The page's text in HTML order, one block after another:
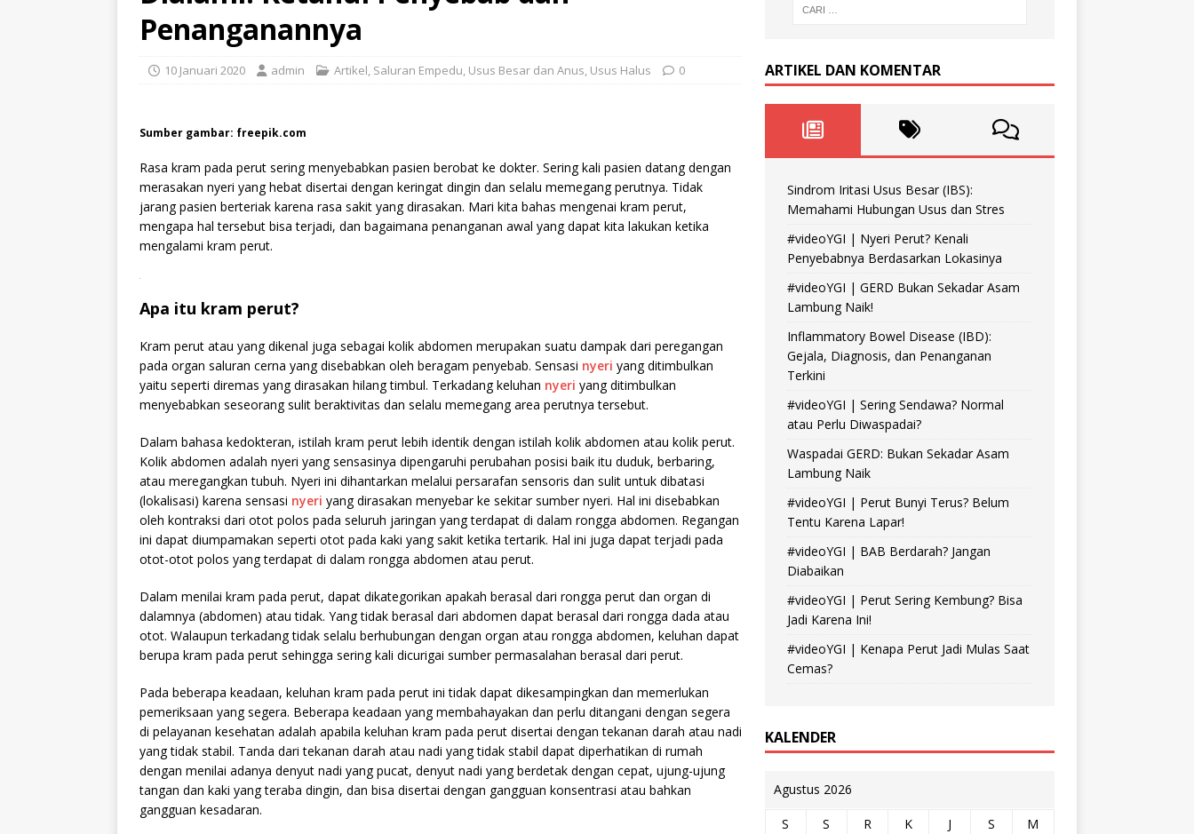
Penanganannya
10 Januari 2020 admin Artikel, Saluran Empedu, Usus Besar dan Anus, Usus Halus 0
Sumber gambar: freepik.com
Rasa kram pada perut sering menyebabkan pasien berobat ke dokter. Sering kali pasien datang dengan
merasakan nyeri yang hebat disertai dengan keringat dingin dan selalu memegang perutnya. Tidak
jarang pasien berteriak karena rasa sakit yang dirasakan. Mari kita bahas mengenai kram perut,
mengapa hal tersebut bisa terjadi, dan bagaimana penanganan awal yang dapat kita lakukan ketika
mengalami kram perut.
Apa itu kram perut?
Kram perut atau yang dikenal juga sebagai kolik abdomen merupakan suatu dampak dari peregangan
pada organ saluran cerna yang disebabkan oleh beragam penyebab. Sensasi nyeri yang ditimbulkan
yaitu seperti diremas yang dirasakan hilang timbul. Terkadang keluhan nyeri yang ditimbulkan
menyebabkan seseorang sulit beraktivitas dan selalu memegang area perutnya tersebut.
Dalam bahasa kedokteran, istilah kram perut lebih identik dengan istilah kolik abdomen atau kolik perut.
Kolik abdomen adalah nyeri yang sensasinya dipengaruhi perubahan posisi baik itu duduk, berbaring,
atau meregangkan tubuh. Nyeri ini dihantarkan melalui persarafan sensoris dan sulit untuk dibatasi
(lokalisasi) karena sensasi nyeri yang dirasakan menyebar ke sekitar sumber nyeri. Hal ini disebabkan
oleh kontraksi dari otot polos pada seluruh jaringan yang terdapat di dalam rongga abdomen. Regangan
ini dapat diumpamakan seperti otot pada kaki yang sakit ketika tertarik. Hal ini juga dapat terjadi pada
otot-otot polos yang terdapat di dalam rongga abdomen atau perut.
Dalam menilai kram pada perut, dapat dikategorikan apakah berasal dari rongga perut dan organ di
dalamnya (abdomen) atau tidak. Yang tidak berasal dari abdomen dapat berasal dari rongga dada atau
otot. Walaupun terkadang tidak selalu berhubungan dengan organ atau rongga abdomen, keluhan dapat
berupa kram pada perut sehingga sering kali dicurigai sumber permasalahan berasal dari perut.
Pada beberapa keadaan, keluhan kram pada perut ini tidak dapat dikesampingkan dan memerlukan
pemeriksaan yang segera. Beberapa keadaan yang membahayakan dan perlu ditangani dengan segera
di pelayanan kesehatan adalah apabila keluhan kram pada perut disertai dengan tekanan darah atau nadi
yang tidak stabil. Tanda dari tekanan darah atau nadi yang tidak stabil dapat diperhatikan di rumah
dengan menilai adanya denyut nadi yang pucat, denyut nadi yang berdetak dengan cepat, ujung-ujung
tangan dan kaki yang teraba dingin, dan bisa disertai dengan gangguan konsentrasi atau bahkan
gangguan kesadaran.
ARTIKEL DAN KOMENTAR
Sindrom Iritasi Usus Besar (IBS):
Memahami Hubungan Usus dan Stres
#videoYGI | Nyeri Perut? Kenali
Penyebabnya Berdasarkan Lokasinya
#videoYGI | GERD Bukan Sekadar Asam
Lambung Naik!
Inflammatory Bowel Disease (IBD):
Gejala, Diagnosis, dan Penanganan
Terkini
#videoYGI | Sering Sendawa? Normal
atau Perlu Diwaspadai?
Waspadai GERD: Bukan Sekadar Asam
Lambung Naik
#videoYGI | Perut Bunyi Terus? Belum
Tentu Karena Lapar!
#videoYGI | BAB Berdarah? Jangan
Diabaikan
#videoYGI | Perut Sering Kembung? Bisa
Jadi Karena Ini!
#videoYGI | Kenapa Perut Jadi Mulas Saat
Cemas?
KALENDER
Agustus 2026
S S R K J S
M